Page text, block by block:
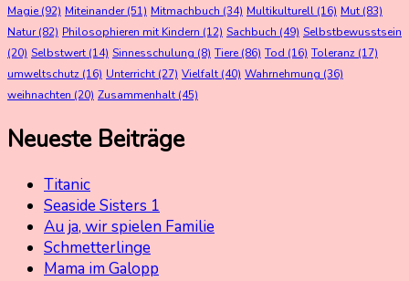
Magie(92) Miteinander(51) Mitmachbuch (34) Multikulturell (16) Mut (83)
Natur(82) Philosophieren mit Kindern (12) Sachbuch (49) Selbstbewusstsein
(20) Selbstwert (14) Sinnesschulung (8) Tiere(86) Tod (16) Toleranz (17)
umweltschutz (16) Unterricht (27) Vielfalt (40) Wahrnehmung (36)
weihnachten (20) Zusammenhalt (45)
Neueste Beiträge
Titanic
Seaside Sisters 1
Au ja, wir spielen Familie
Schmetterlinge
Mama im Galopp